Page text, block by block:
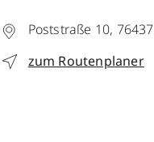
Poststraße 10, 76437
zum Routenplaner